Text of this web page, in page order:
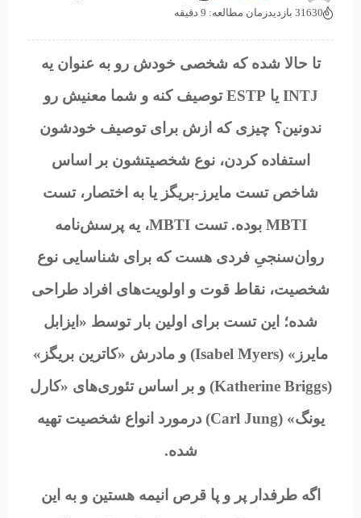
31630 بازدید
زمان مطالعه: 9 دقیقه
تا حالا شده که شخصی خودش رو به عنوان یه
INTJ یا ESTP توصیف کنه و شما معنیش رو
ندونین؟ چیزی که ازش برای توصیف خودشون
استفاده کردن، نوع شخصیتشون بر اساس
شاخص تست مایرز-بریگز یا به اختصار، تست
MBTI بوده. تست MBTI، یه پرسش‌نامه
روان‌سنجیِ فردی هست که برای شناسایی نوع
شخصیت، نقاط قوت و اولویت‌های افراد طراحی
شده؛ این تست برای اولین بار توسط «ایزابل
مایرز» (Isabel Myers) و مادرش «کاترین بریگز»
(Katherine Briggs) و بر اساس تئوری‌های «کارل
یونگ» (Carl Jung) درمورد انواع شخصیت تهیه
شده.
اگه طرفدار پر و پا قرص انیمه هستین و به این